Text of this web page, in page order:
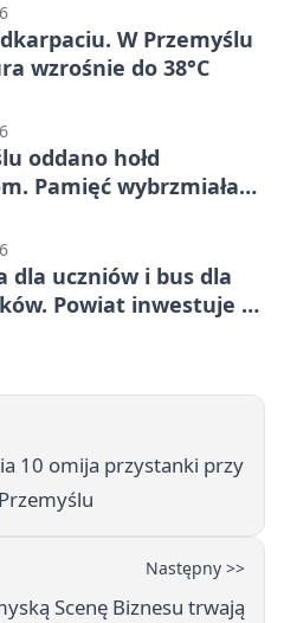
W Przemyślu
wzrośnie do 38°C
oddano hołd
Pamięć wybrzmiała
dla uczniów i bus dla
Powiat inwestuje w
10 omija przystanki przy
Następny >>
Scenę Biznesu trwają